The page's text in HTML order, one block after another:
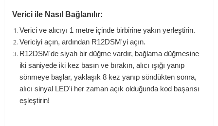
Verici ile Nasıl Bağlanılır:
Verici ve alıcıyı 1 metre içinde birbirine yakın yerleştirin.
Vericiyi açın, ardından R12DSM'yi açın.
R12DSM'de siyah bir düğme vardır, bağlama düğmesine
iki saniyede iki kez basın ve bırakın, alıcı ışığı yanıp
sönmeye başlar, yaklaşık 8 kez yanıp söndükten sonra,
alıcı sinyal LED'i her zaman açık olduğunda kod başarısı
eşleştirin!